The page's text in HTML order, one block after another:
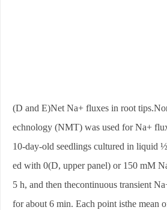
(D and E)Net Na+ fluxes in root
echnology (NMT) was used for Na+
10-day-old seedlings cultured in liquid
ed with 0(D, upper panel) or 150 mM
5 h, and then thecontinuous transient
for about 6 min. Each point isthe mean